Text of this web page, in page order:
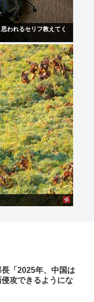
われるセリフ教えてく
「2025年、中国は
攻できるようにな